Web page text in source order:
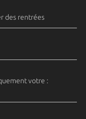
des rentrées
votre :